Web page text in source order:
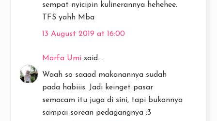
sempat nyicipin kulinerannya hehehee.
TFS yahh Mba
13 August 2019 at 16:00
Marfa Umi said...
Waah so saaad makanannya sudah
pada habiiis. Jadi keinget pasar
semacam itu juga di sini, tapi bukannya
sampai sorean pedagangnya :3